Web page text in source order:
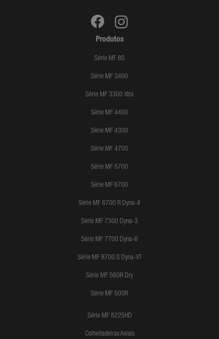
Produtos
Série MF 8S
Série MF 3400
Série MF 3300 Xtra
Série MF 4400
Série MF 4300
Série MF 4700
Série MF 5700
Série MF 6700
Série MF 6700 R Dyna-4
Série MF 7300 Dyna-3
Série MF 7700 Dyna-6
Série MF 8700 S Dyna-VT
Série MF 560R Dry
Série MF 500R
Série MF 8225HD
Colheitadeiras Axiais